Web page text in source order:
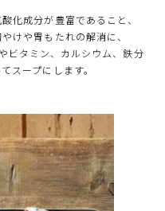
化成分が豊富であること、
けや胃もたれの解消に、
ビタミン、カルシウム、鉄分
スープにします。